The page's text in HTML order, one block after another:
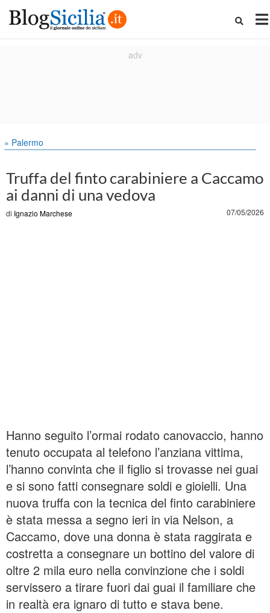
» Palermo
Truffa del finto carabiniere a Caccamo
ai danni di una vedova
di Ignazio Marchese 07/05/2026
Hanno seguito l’ormai rodato canovaccio, hanno
tenuto occupata al telefono l’anziana vittima,
l’hanno convinta che il figlio si trovasse nei guai
e si sono fatti consegnare soldi e gioielli. Una
nuova truffa con la tecnica del finto carabiniere
è stata messa a segno ieri in via Nelson, a
Caccamo, dove una donna è stata raggirata e
costretta a consegnare un bottino del valore di
oltre 2 mila euro nella convinzione che i soldi
servissero a tirare fuori dai guai il familiare che
in realtà era ignaro di tutto e stava bene.